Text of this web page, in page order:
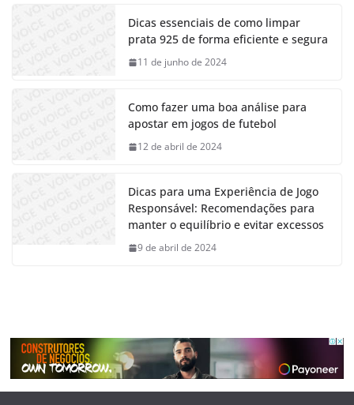
Dicas essenciais de como limpar
prata 925 de forma eficiente e segura
11 de junho de 2024
Como fazer uma boa análise para
apostar em jogos de futebol
12 de abril de 2024
Dicas para uma Experiência de Jogo
Responsável: Recomendações para
manter o equilíbrio e evitar excessos
9 de abril de 2024